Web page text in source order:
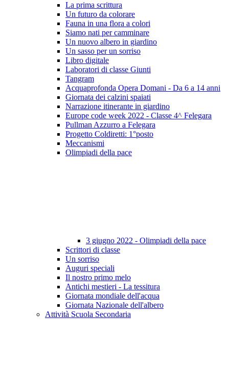
La prima scrittura
Un futuro da colorare
Fauna in una flora a colori
Siamo nati per camminare
Un nuovo albero in giardino
Un sasso per un sorriso
Libro digitale
Laboratori di classe Giunti
Tangram
Acquaprofonda Opera Domani - Da 6 a 14 anni
Giornata dei calzini spaiati
Narrazione itinerante in giardino
Europe code week 2022 - Classe 4^ Felegara
Pullman Azzurro a Felegara
Progetto Coldiretti: 1°posto
Meccanismi
Olimpiadi della pace
3 giugno 2022 - Olimpiadi della pace
Scrittori di classe
Un sorriso
Auguri speciali
Il nostro primo melo
Antichi mestieri - La tessitura
Giornata mondiale dell'acqua
Giornata Nazionale dell'albero
Attività Scuola Secondaria